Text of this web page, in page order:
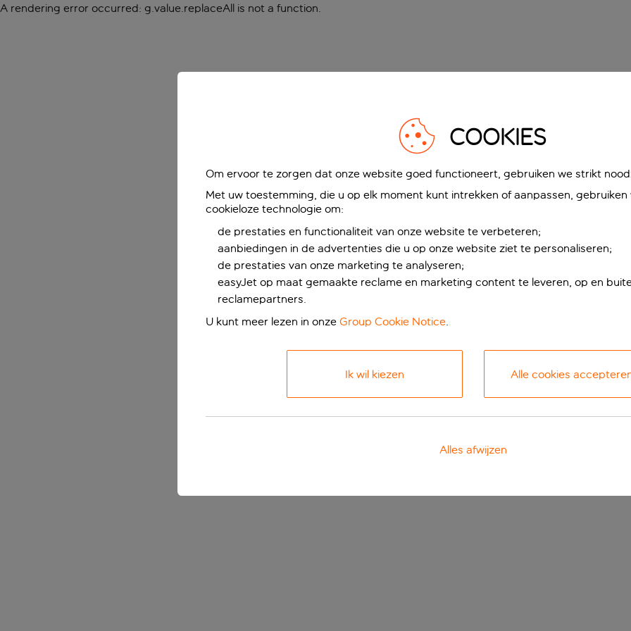
A rendering error occurred: g.value.replaceAll is not a function.
COOKIES
Om ervoor te zorgen dat onze website goed functioneert, gebruiken we strikt
Met uw toestemming, die u op elk moment kunt intrekken of aanpassen, gebruiken
cookieloze technologie om:
de prestaties en functionaliteit van onze website te verbeteren;
aanbiedingen in de advertenties die u op onze website ziet te personaliseren;
de prestaties van onze marketing te analyseren;
easyJet op maat gemaakte reclame en marketing content te leveren, op en
reclamepartners.
U kunt meer lezen in onze Group Cookie Notice.
Ik wil kiezen Alle cookies
Alles afwijzen